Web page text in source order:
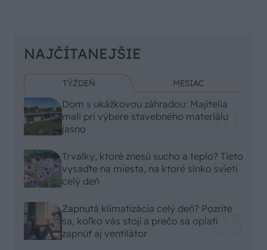
NAJČÍTANEJŠIE
TÝŽDEŇ MESIAC
Dom s ukážkovou záhradou: Majitelia
mali pri výbere stavebného materiálu
jasno
Trvalky, ktoré znesú sucho a teplo? Tieto
vysaďte na miesta, na ktoré slnko svieti
celý deň
Zapnutá klimatizácia celý deň? Pozrite
sa, koľko vás stojí a prečo sa oplatí
zapnúť aj ventilátor